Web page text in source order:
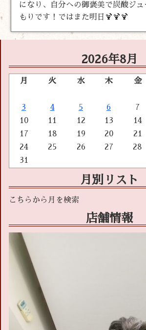
になり、自分への御褒美で炭酸ジ
もりです！ではまた明日🍹🍹🍹
2026年8月
月 火 水 木 金
3
4 5 6 7
10
11 12 13 14
17
18 19 20 21
24
25 26 27 28
31
月別リスト
店舗情報